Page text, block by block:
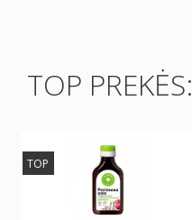
TOP PREKĖS:
TOP